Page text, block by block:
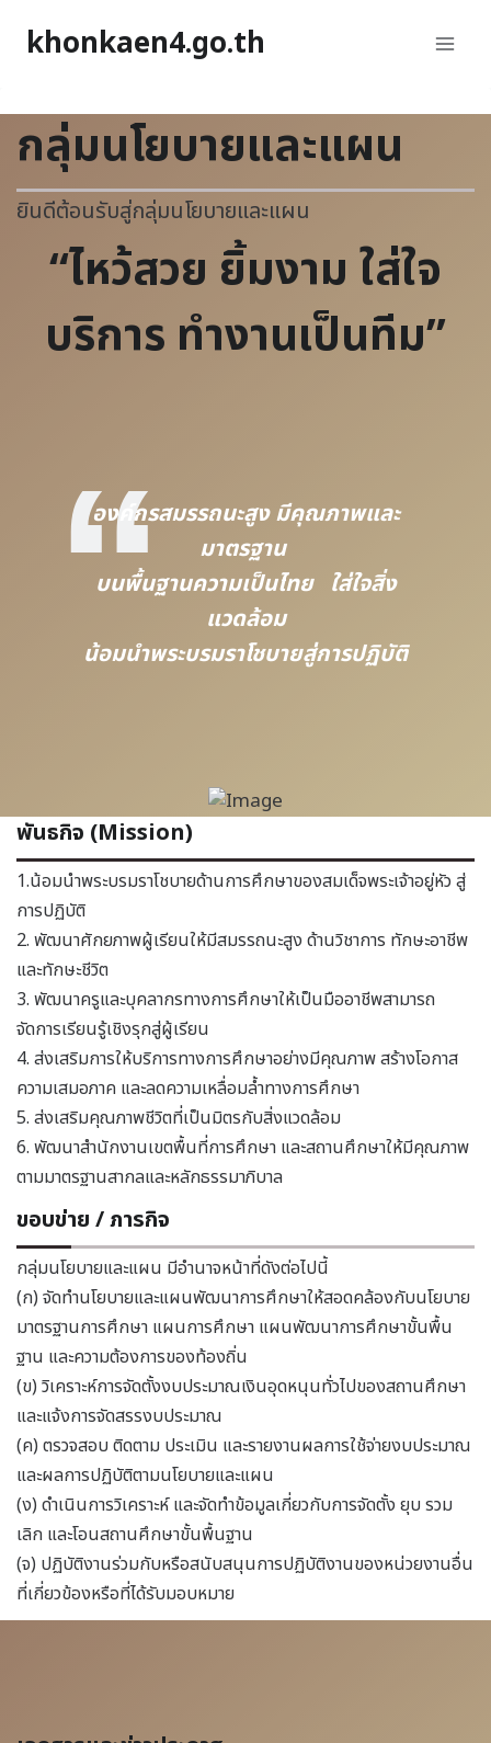
khonkaen4.go.th
กลุ่มนโยบายและแผน
ยินดีต้อนรับสู่กลุ่มนโยบายและแผน
“ไหว้สวย ยิ้มงาม ใส่ใจ
บริการ ทำงานเป็นทีม”
องค์กรสมรรถนะสูง มีคุณภาพและ
มาตรฐาน
บนพื้นฐานความเป็นไทย ใส่ใจสิ่ง
แวดล้อม
น้อมนำพระบรมราโชบายสู่การปฏิบัติ
พันธกิจ (Mission)
1.น้อมนำพระบรมราโชบายด้านการศึกษาของสมเด็จพระเจ้าอยู่หัว สู่
การปฏิบัติ
2. พัฒนาศักยภาพผู้เรียนให้มีสมรรถนะสูง ด้านวิชาการ ทักษะอาชีพ
และทักษะชีวิต
3. พัฒนาครูและบุคลากรทางการศึกษาให้เป็นมืออาชีพสามารถ
จัดการเรียนรู้เชิงรุกสู่ผู้เรียน
4. ส่งเสริมการให้บริการทางการศึกษาอย่างมีคุณภาพ สร้างโอกาส
ความเสมอภาค และลดความเหลื่อมล้ำทางการศึกษา
5. ส่งเสริมคุณภาพชีวิตที่เป็นมิตรกับสิ่งแวดล้อม
6. พัฒนาสำนักงานเขตพื้นที่การศึกษา และสถานศึกษาให้มีคุณภาพ
ตามมาตรฐานสากลและหลักธรรมาภิบาล
ขอบข่าย / ภารกิจ
กลุ่มนโยบายและแผน มีอำนาจหน้าที่ดังต่อไปนี้
(ก) จัดทำนโยบายและแผนพัฒนาการศึกษาให้สอดคล้องกับนโยบาย
มาตรฐานการศึกษา แผนการศึกษา แผนพัฒนาการศึกษาขั้นพื้น
ฐาน และความต้องการของท้องถิ่น
(ข) วิเคราะห์การจัดตั้งงบประมาณเงินอุดหนุนทั่วไปของสถานศึกษา
และแจ้งการจัดสรรงบประมาณ
(ค) ตรวจสอบ ติดตาม ประเมิน และรายงานผลการใช้จ่ายงบประมาณ
และผลการปฏิบัติตามนโยบายและแผน
(ง) ดำเนินการวิเคราะห์ และจัดทำข้อมูลเกี่ยวกับการจัดตั้ง ยุบ รวม
เลิก และโอนสถานศึกษาขั้นพื้นฐาน
(จ) ปฏิบัติงานร่วมกับหรือสนับสนุนการปฏิบัติงานของหน่วยงานอื่น
ที่เกี่ยวข้องหรือที่ได้รับมอบหมาย